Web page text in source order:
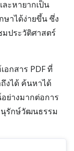
ะหายากเป็น
าได้ง่ายขึ้น ซึ่ง
ประวัติศาสตร์
กสาร PDF ที่
งได้ ค้นหาได้
ย่างมากต่อการ
นุรักษ์วัฒนธรรม